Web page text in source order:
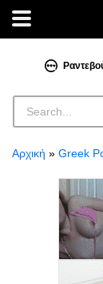
Αρχική » Greek